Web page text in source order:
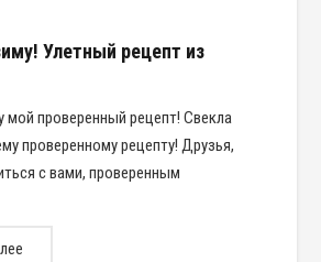
Улетный рецепт из
мой проверенный рецепт! Свекла
проверенному рецепту! Друзья,
с вами, проверенным